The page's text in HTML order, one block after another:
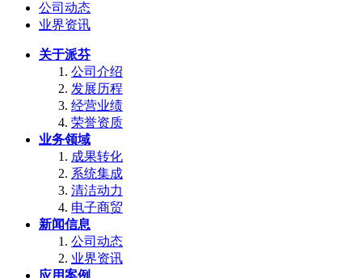
公司动态
业界资讯
关于派芬
公司介绍
发展历程
经营业绩
荣誉资质
业务领域
成果转化
系统集成
清洁动力
电子商贸
新闻信息
公司动态
业界资讯